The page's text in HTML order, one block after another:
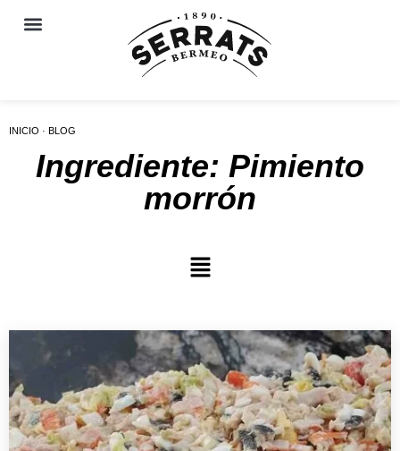
INICIO · BLOG
Ingrediente: Pimiento
morrón